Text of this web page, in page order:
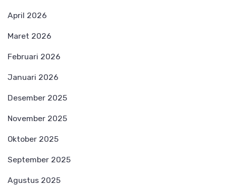
April 2026
Maret 2026
Februari 2026
Januari 2026
Desember 2025
November 2025
Oktober 2025
September 2025
Agustus 2025